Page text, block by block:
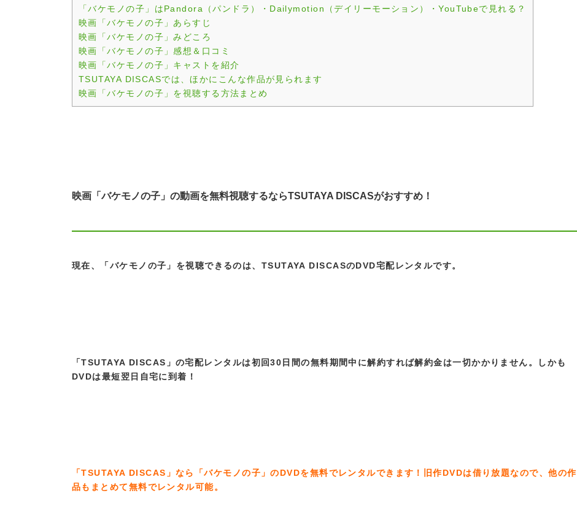
「バケモノの子」はPandora（パンドラ）・Dailymotion（デイリーモーション）・YouTubeで見れる？
映画「バケモノの子」あらすじ
映画「バケモノの子」みどころ
映画「バケモノの子」感想＆口コミ
映画「バケモノの子」キャストを紹介
TSUTAYA DISCASでは、ほかにこんな作品が見られます
映画「バケモノの子」を視聴する方法まとめ
映画「バケモノの子」の動画を無料視聴するならTSUTAYA DISCASがおすすめ！
現在、「バケモノの子」を視聴できるのは、TSUTAYA DISCASのDVD宅配レンタルです。
「TSUTAYA DISCAS」の宅配レンタルは初回30日間の無料期間中に解約すれば解約金は一切かかりません。しかも
DVDは最短翌日自宅に到着！
「TSUTAYA DISCAS」なら「バケモノの子」のDVDを無料でレンタルできます！旧作DVDは借り放題なので、他の作
品もまとめて無料でレンタル可能。